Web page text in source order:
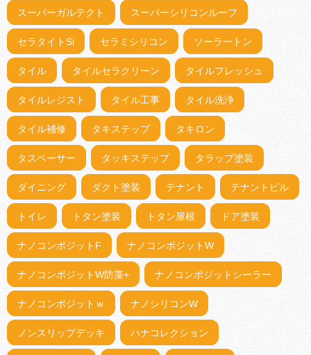
スーパーガルテクト スーパーシリコンルーフ
セラタイトSi セラミシリコン ソーラートン
タイル タイルセラクリーン タイルフレッシュ
タイルレジスト タイル工事 タイル洗浄
タイル補修 タキステップ タキロン
タスペーサー タッキステップ タラップ塗装
ダイニング ダクト塗装 テナント テナントビル
トイレ トタン塗装 トタン屋根 ドア塗装
ナノコンポジットF ナノコンポジットW
ナノコンポジットW防藻+ ナノコンポジットシーラー
ナノコンポジットｗ ナノシリコンW
ノンスリップデッキ ハナコレクション